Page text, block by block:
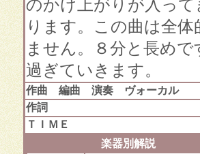
のかけ上がりが入っ
ります。この曲は全
ません。８分と長め
過ぎていきます。
作曲 編曲 演奏 ヴォーカル
作詞
ＴＩＭＥ
楽器別解説